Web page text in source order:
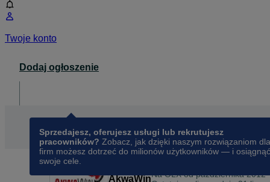
Twoje konto
Dodaj ogłoszenie
Sprzedajesz, oferujesz usługi lub rekrutujesz
pracowników? Zobacz, jak dzięki naszym rozwiązaniom dla
firm możesz dotrzeć do milionów użytkowników — i osiągnąć
swoje cele.
AkwaWinNa OLX odpaździernika 2012